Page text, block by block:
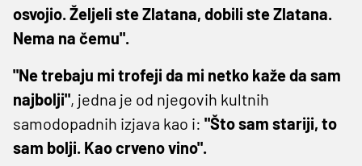
osvojio. Željeli ste Zlatana, dobili ste Zlatana.
Nema na čemu".
"Ne trebaju mi trofeji da mi netko kaže da sam
najbolji", jedna je od njegovih kultnih
samodopadnih izjava kao i: "Što sam stariji, to
sam bolji. Kao crveno vino".